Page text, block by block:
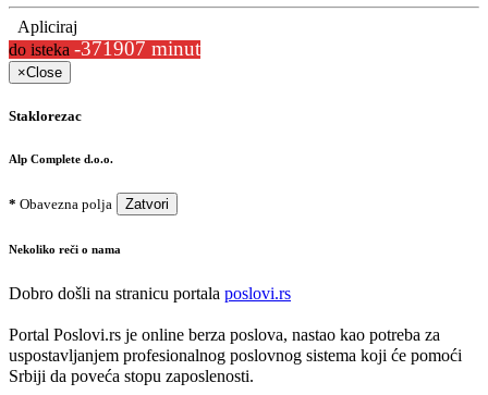
Apliciraj
do isteka -371907 minut
×Close
Staklorezac
Alp Complete d.o.o.
* Obavezna polja Zatvori
Nekoliko reči o nama
Dobro došli na stranicu portala poslovi.rs
Portal Poslovi.rs je online berza poslova, nastao kao potreba za
uspostavljanjem profesionalnog poslovnog sistema koji će pomoći
Srbiji da poveća stopu zaposlenosti.